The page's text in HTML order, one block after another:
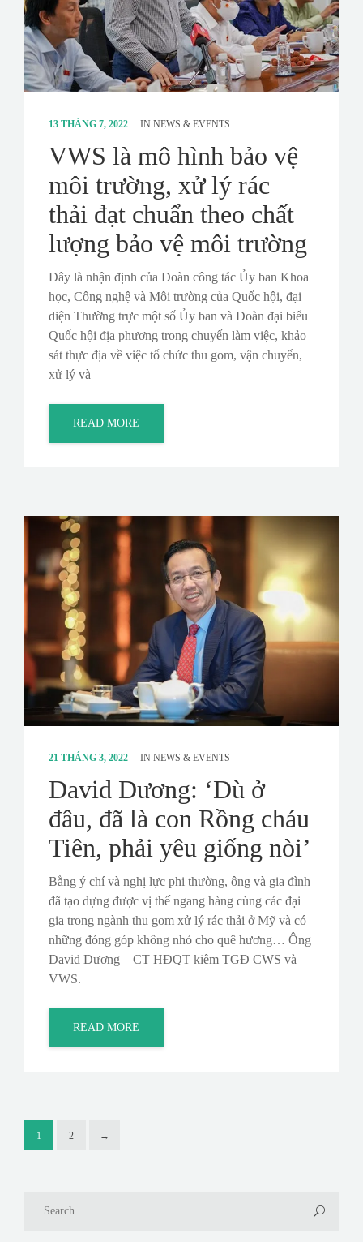
13 THÁNG 7, 2022 IN NEWS & EVENTS
VWS là mô hình bảo vệ
môi trường, xử lý rác
thải đạt chuẩn theo chất
lượng bảo vệ môi trường
Đây là nhận định của Đoàn công tác Ủy ban Khoa
học, Công nghệ và Môi trường của Quốc hội, đại
diện Thường trực một số Ủy ban và Đoàn đại biểu
Quốc hội địa phương trong chuyến làm việc, khảo
sát thực địa về việc tổ chức thu gom, vận chuyển,
xử lý và
READ MORE
21 THÁNG 3, 2022 IN NEWS & EVENTS
David Dương: ‘Dù ở
đâu, đã là con Rồng cháu
Tiên, phải yêu giống nòi’
Bằng ý chí và nghị lực phi thường, ông và gia đình
đã tạo dựng được vị thế ngang hàng cùng các đại
gia trong ngành thu gom xử lý rác thải ở Mỹ và có
những đóng góp không nhỏ cho quê hương… Ông
David Dương – CT HĐQT kiêm TGĐ CWS và
VWS.
READ MORE
1 2 →